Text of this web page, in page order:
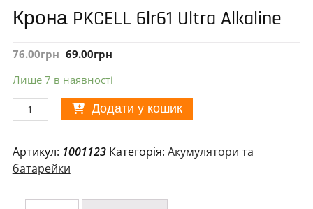
Крона PKCELL 6lr61 Ultra Alkaline
76.00грн 69.00грн
Лише 7 в наявності
Крона
PKCELL
Ultra
Alkaline
Додати у кошик
Артикул: 1001123 Категорія: Акумулятори та
батарейки